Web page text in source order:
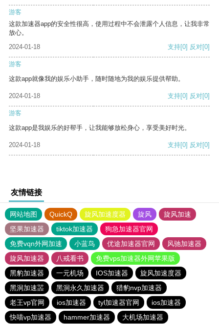
游客
这款加速器app的安全性很高，使用过程中不会泄露个人信息，让我非常
放心。
2024-01-18
支持[0] 反对[0]
游客
这款app就像我的娱乐小助手，随时随地为我的娱乐提供帮助。
2024-01-18 支持[0] 反对[0]
游客
这款app是我娱乐的好帮手，让我能够放松身心，享受美好时光。
2024-01-18 支持[0] 反对[0]
友情链接
网站地图 QuickQ 旋风加速度器 旋风
旋风加速
坚果加速器
tiktok加速器
狗急加速器官网
免费vqn外网加速
小蓝鸟 优途加速器官网
风驰加速器
旋风加速器
八戒看书
免费vps加速器外网苹果版
黑豹加速器
一元机场 IOS加速器
旋风加速度器
黑洞加速噐
黑洞永久加速器
猎豹nvp加速器
老王vp官网
ios加速器 tyl加速器官网
ios加速器
快喵vp加速器
hammer加速器 大机场加速器